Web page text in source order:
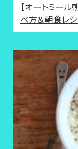
【オートミー
べ方＆朝食レ